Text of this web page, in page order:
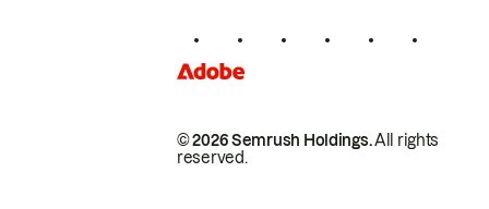
© 2026 Semrush Holdings.All rights
reserved.